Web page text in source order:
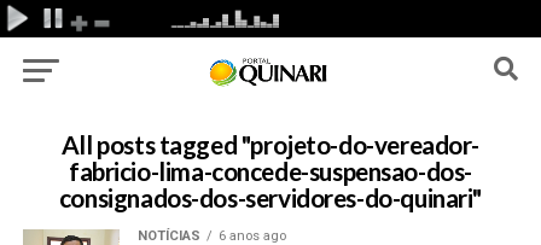
All posts tagged "projeto-do-vereador-
fabricio-lima-concede-suspensao-dos-
consignados-dos-servidores-do-quinari"
NOTÍCIAS 6 anos ago